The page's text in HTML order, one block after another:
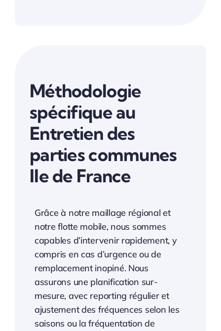
Méthodologie
spécifique au
Entretien des
parties communes
Ile de France
Grâce à notre maillage régional et
notre flotte mobile, nous sommes
capables d’intervenir rapidement, y
compris en cas d’urgence ou de
remplacement inopiné. Nous
assurons une planification sur-
mesure, avec reporting régulier et
ajustement des fréquences selon les
saisons ou la fréquentation de